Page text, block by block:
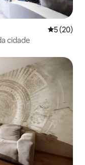
5 (20)
cidade